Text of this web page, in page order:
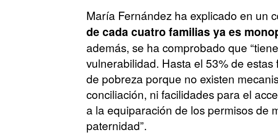
María Fernández ha explicado en un
de cada cuatro familias ya es
además, se ha comprobado que
vulnerabilidad. Hasta el 53% de estas
de pobreza porque no existen
conciliación, ni facilidades para el
a la equiparación de los permisos de
paternidad”.